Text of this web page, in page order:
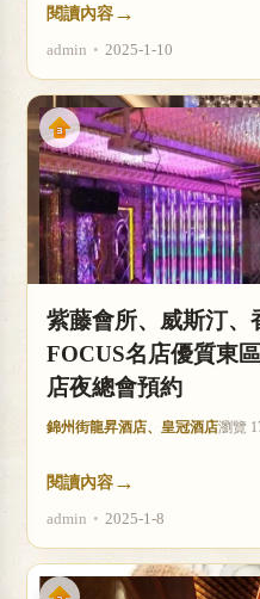
閱讀內容 →
admin • 2025-1-10
紫藤會所、威斯汀、
FOCUS名店優質東
店夜總會預約
錦州街龍昇酒店、皇冠酒店瀏覽
閱讀內容 →
admin • 2025-1-8